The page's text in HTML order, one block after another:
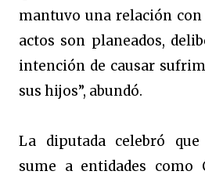
mantuvo una relación
actos son planeados,
intención de causar
sus hijos”, abundó.
La diputada celebró
sume a entidades como